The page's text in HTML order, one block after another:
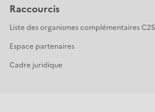
Raccourcis
Liste des organismes complémentaires C2S
Espace partenaires
Cadre juridique